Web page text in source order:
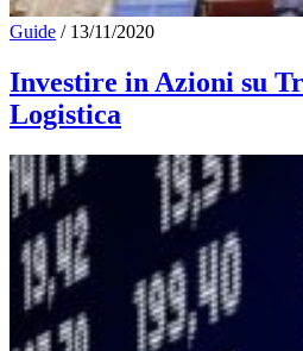
Guide / 13/11/2020
Investire in Azioni su
Logistica